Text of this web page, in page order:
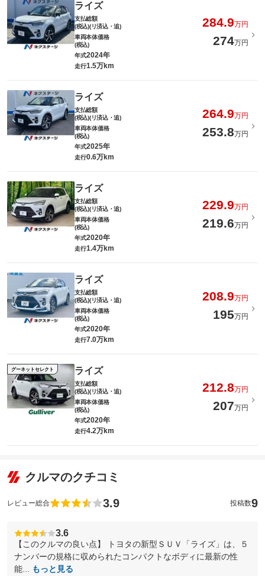
ライズ
支払総額
(税込)(リ済込・追)
284.9万円
車両本体価格
(税込)
274万円
年式2024年
走行1.5万km
ライズ
支払総額
(税込)(リ済込・追)
264.9万円
車両本体価格
(税込)
253.8万円
年式2025年
走行0.6万km
ライズ
支払総額
(税込)(リ済込・追)
229.9万円
車両本体価格
(税込)
219.6万円
年式2020年
走行1.4万km
ライズ
支払総額
(税込)(リ済込・追)
208.9万円
車両本体価格
(税込)
195万円
年式2020年
走行7.0万km
グーネットセレクト ライズ
支払総額
(税込)(リ済込・追)
212.8万円
車両本体価格
(税込)
207万円
年式2020年
走行4.2万km
クルマのクチコミ
レビュー総合 3.9 投稿数9
3.6
【このクルマの良い点】 トヨタの新型ＳＵＶ「ライズ」は、５
ナンバーの規格に収められたコンパクトなボディに最新の性
能...
もっと見る